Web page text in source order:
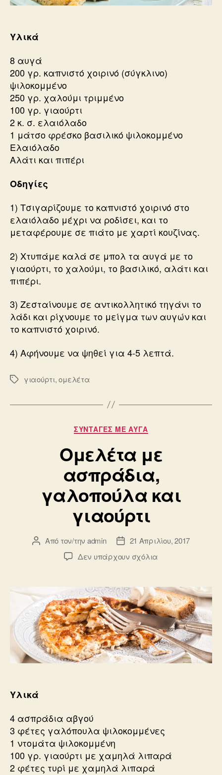
Υλικά
8 αυγά
200 γρ. καπνιστό χοιρινό (σύγκλινο)
ψιλοκομμένο
250 γρ. χαλούμι τριμμένο
100 γρ. γιαούρτι
2 κ. σ. ελαιόλαδο
1 μάτσο φρέσκο βασιλικό ψιλοκομμένο
Ελαιόλαδο
Αλάτι και πιπέρι
Οδηγίες
1) Τσιγαρίζουμε το καπνιστό χοιρινό στο
ελαιόλαδο μέχρι να ροδίσει, και το
μεταφέρουμε σε πιάτο με χαρτί κουζίνας.
2) Χτυπάμε καλά σε μπολ τα αυγά με το
γιαούρτι, το χαλούμι, το βασιλικό, αλάτι και
πιπέρι.
3) Ζεσταίνουμε σε αντικολλητικό τηγάνι το
λάδι και ρίχνουμε το μείγμα των αυγών και
το καπνιστό χοιρινό.
4) Αφήνουμε να ψηθεί για 4-5 λεπτά.
Ετικέτεςγιαούρτι,ομελέτα
Κατηγορίες
ΣΥΝΤΑΓΈΣ ΜΕ ΑΥΓΆ
Ομελέτα με
ασπράδια,
γαλοπούλα και
γιαούρτι
Συντάκτης
Από τον/την admin
Ημ.
δημοσίευσης
21 Απριλίου, 2017
Δεν υπάρχουν σχόλια
ασπράδια,
γαλοπούλα
και
γιαούρτι
Υλικά
4 ασπράδια αβγού
3 φέτες γαλόπουλα ψιλοκομμένες
1 ντομάτα ψιλοκομμένη
100 γρ. γιαούρτι με χαμηλά λιπαρά
2 φέτες τυρί με χαμηλά λιπαρά